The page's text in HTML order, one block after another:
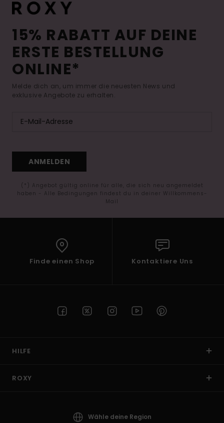
15% RABATT AUF DEINE
ERSTE BESTELLUNG
ONLINE*
Melde dich an, um immer die neuesten News und
exklusive Angebote zu erhalten.
ANMELDEN
(*) Angebot gültig online für alle, die sich neu angemeldet
haben - Alle Bedingungen findest du in deiner Willkommens-
Mail
Finde einen Shop Kontaktiere Uns
HILFE
ROXY
Wähle deine Region